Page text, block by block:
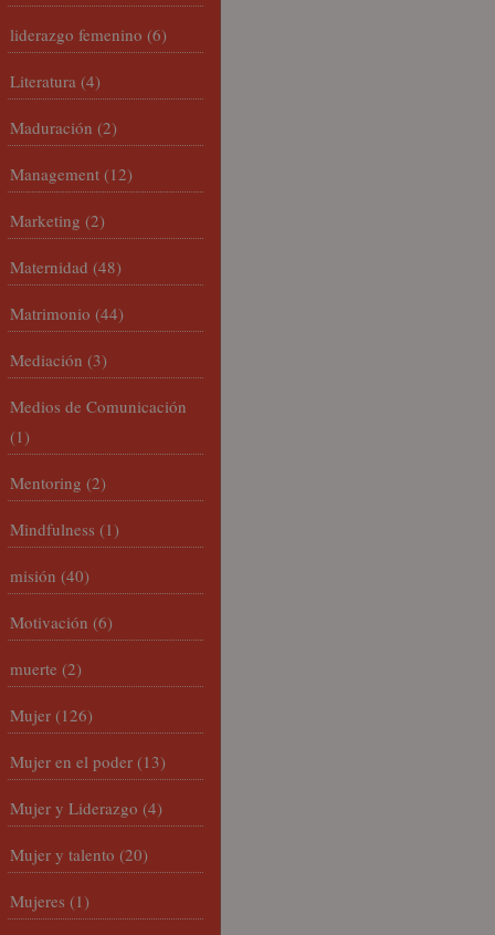
liderazgo femenino (6)
Literatura (4)
Maduración (2)
Management (12)
Marketing (2)
Maternidad (48)
Matrimonio (44)
Mediación (3)
Medios de Comunicación
(1)
Mentoring (2)
Mindfulness (1)
misión (40)
Motivación (6)
muerte (2)
Mujer (126)
Mujer en el poder (13)
Mujer y Liderazgo (4)
Mujer y talento (20)
Mujeres (1)